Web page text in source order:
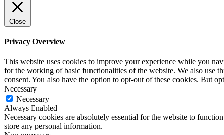
Close
Privacy Overview
This website uses cookies to improve your experience while you
for the working of basic functionalities of the website. We also use
consent. You also have the option to opt-out of these cookies. But
Necessary
Necessary
Always Enabled
Necessary cookies are absolutely essential for the website to
store any personal information.